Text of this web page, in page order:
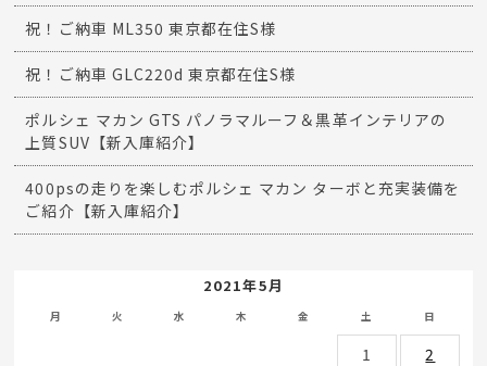
祝！ご納車 ML350 東京都在住S様
祝！ご納車 GLC220d 東京都在住S様
ポルシェ マカン GTS パノラマルーフ＆黒革インテリアの
上質SUV【新入庫紹介】
400psの走りを楽しむポルシェ マカン ターボと充実装備を
ご紹介【新入庫紹介】
2021年5月
月 火 水 木 金 土 日
1
2